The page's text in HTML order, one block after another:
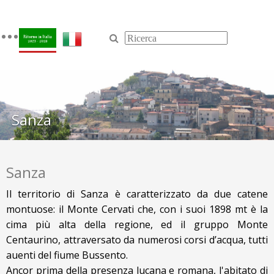
Toggle
navigation
Sanza
Sanza
Il territorio di Sanza è caratterizzato da due catene
montuose: il Monte Cervati che, con i suoi 1898 mt è la
cima più alta della regione, ed il gruppo Monte
Centaurino, attraversato da numerosi corsi d’acqua, tutti
affluenti del fiume Bussento.
Ancor prima della presenza lucana e romana, l'abitato di